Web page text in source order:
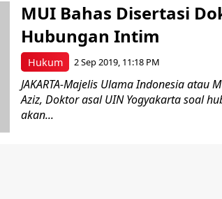
Hukum
MUI Bahas Disertasi
Hubungan Intim
2 Sep 2019, 11:18 PM
JAKARTA-Majelis Ulama Indonesia atau
Aziz, Doktor asal UIN Yogyakarta soal
akan...